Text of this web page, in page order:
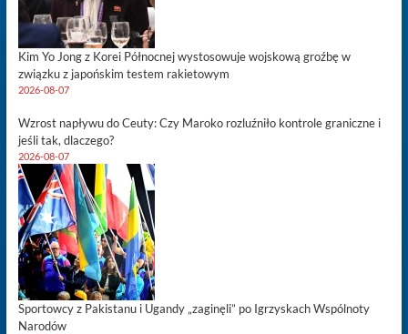
Kim Yo Jong z Korei Północnej wystosowuje wojskową groźbę w
związku z japońskim testem rakietowym
2026-08-07
Wzrost napływu do Ceuty: Czy Maroko rozluźniło kontrole graniczne i
jeśli tak, dlaczego?
2026-08-07
Sportowcy z Pakistanu i Ugandy „zaginęli” po Igrzyskach Wspólnoty
Narodów